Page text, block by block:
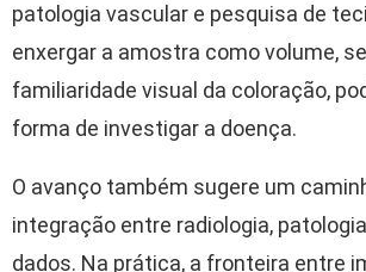
patologia vascular e pesquisa de
enxergar a amostra como volume,
familiaridade visual da coloração,
forma de investigar a doença.
O avanço também sugere um
integração entre radiologia,
dados. Na prática, a fronteira entre